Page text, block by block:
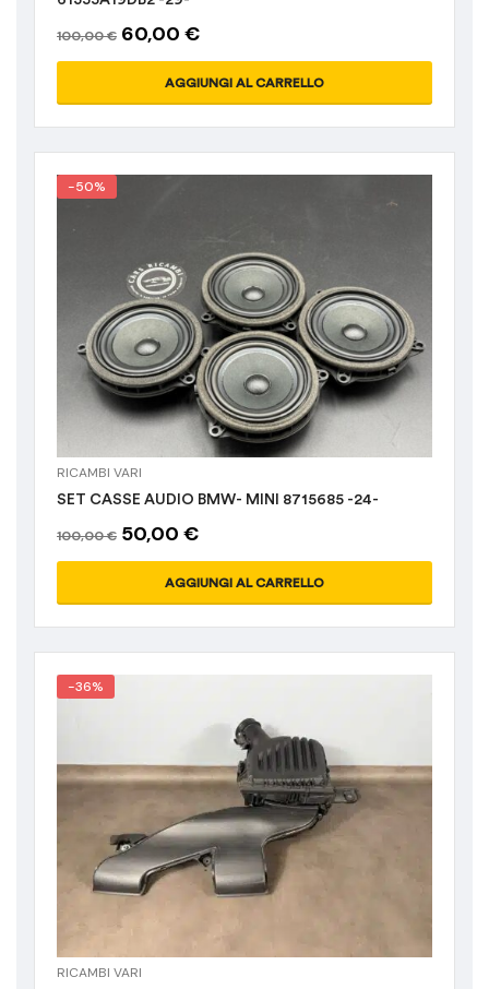
100,00€ 60,00 €
AGGIUNGI AL CARRELLO
-50%
RICAMBI VARI
SET CASSE AUDIO BMW- MINI 8715685 -24-
100,00€ 50,00 €
AGGIUNGI AL CARRELLO
-36%
RICAMBI VARI